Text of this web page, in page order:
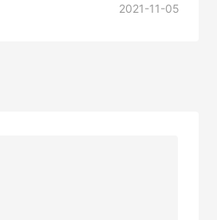
2021-11-05